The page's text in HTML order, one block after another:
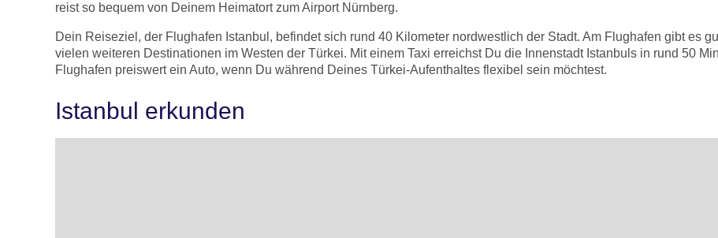
reist so bequem von Deinem Heimatort zum Airport Nürnberg.
Dein Reiseziel, der Flughafen Istanbul, befindet sich rund 40 Kilometer nordwestlich der Stadt. Am Flughafen gibt es
vielen weiteren Destinationen im Westen der Türkei. Mit einem Taxi erreichst Du die Innenstadt Istanbuls in rund 50
Flughafen preiswert ein Auto, wenn Du während Deines Türkei-Aufenthaltes flexibel sein möchtest.
Istanbul erkunden